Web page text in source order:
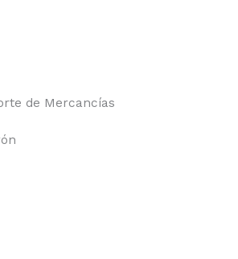
de Mercancías